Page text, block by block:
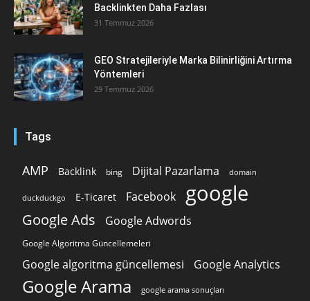
Backlinkten Daha Fazlası
31 Temmuz 2026
GEO Stratejileriyle Marka Bilinirliğini Artırma
Yöntemleri
29 Temmuz 2026
Tags
AMP Backlink bing Dijital Pazarlama domain
duckduckgo E-Ticaret Facebook google
Google Ads Google Adwords
Google Algoritma Güncellemeleri
Google algoritma güncellemesi Google Analytics
Google Arama google arama sonuçları